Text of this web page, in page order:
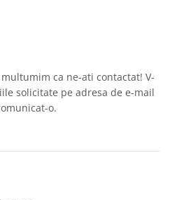
ca ne-ati contactat! V-
solicitate pe adresa de e-mail
o.